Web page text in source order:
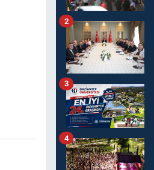
2
3
4